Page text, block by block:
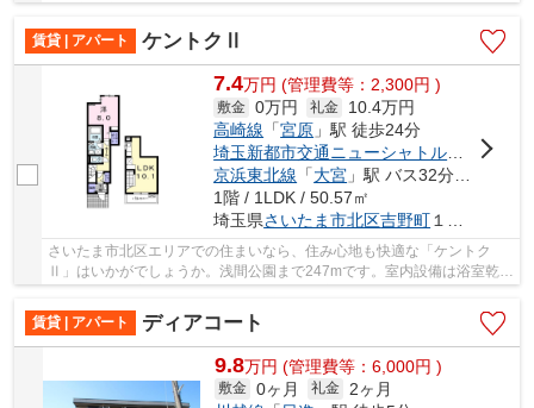
賃貸 | アパート
ケントクⅡ
7.4万円 (管理費等：2,300円 )
敷金 0万円 礼金
10.4万円
高崎線 「宮原 」駅 徒歩24分
吉野原
京浜東北線 「大宮 」駅 バス32分 「工業団地北」 停歩7分
1階 / 1LDK / 50.57㎡
埼玉県さいたま市北区吉野町 １丁目４２６-２４
さいたま市北区エリアでの住まいなら、住み心地も快適な「ケントク
Ⅱ」はいかがでしょうか。浅間公園まで247mです。室内設備は浴室乾燥
賃貸 | アパート
ディアコート
9.8万円 (管理費等：6,000円 )
敷金 0ヶ月 礼金
2ヶ月